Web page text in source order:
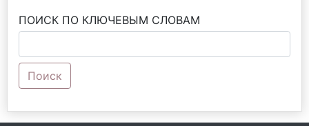
ПОИСК ПО КЛЮЧЕВЫМ СЛОВАМ
Поиск